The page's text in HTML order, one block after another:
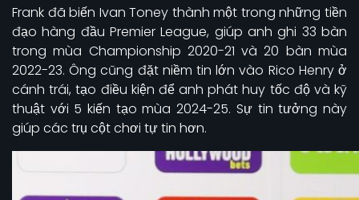
Frank đã biến Ivan Toney thành một trong những tiền
đạo hàng đầu Premier League, giúp anh ghi 33 bàn
trong mùa Championship 2020-21 và 20 bàn mùa
2022-23. Ông cũng đặt niềm tin lớn vào Rico Henry ở
cánh trái, tạo điều kiện để anh phát huy tốc độ và kỹ
thuật với 5 kiến tạo mùa 2024-25. Sự tin tưởng này
giúp các trụ cột chơi tự tin hơn.